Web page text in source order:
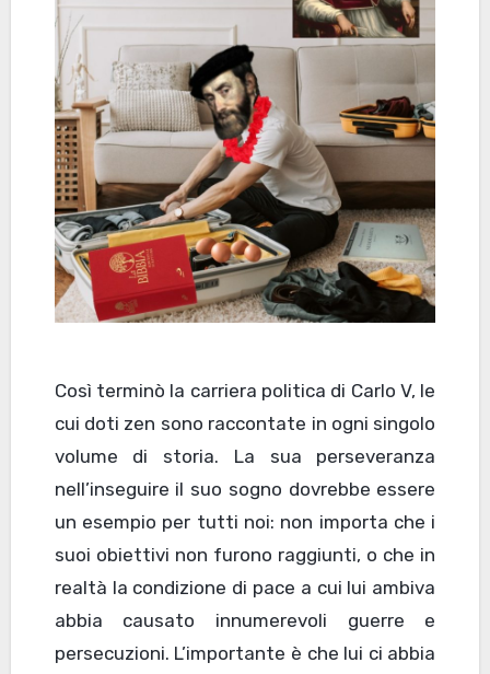
Così terminò la carriera politica di Carlo V, le
cui doti zen sono raccontate in ogni singolo
volume di storia. La sua perseveranza
nell’inseguire il suo sogno dovrebbe essere
un esempio per tutti noi: non importa che i
suoi obiettivi non furono raggiunti, o che in
realtà la condizione di pace a cui lui ambiva
abbia causato innumerevoli guerre e
persecuzioni. L’importante è che lui ci abbia